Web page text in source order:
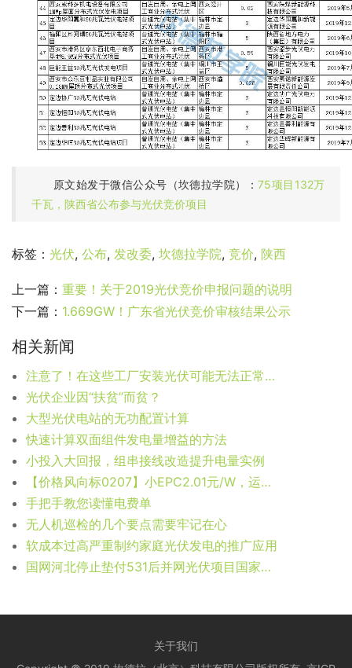
原文始发于微信公众号（坎德拉学院）：75项目132万
千瓦，陕西省公布参与光伏竞价项目
标签： 光伏, 公布, 发改委, 坎德拉学院, 竞价, 陕西
上一篇： 重要！关于2019光伏竞价申报问题的说明
下一篇： 1.669GW！广东省光伏竞价审核结果公示
相关新闻
注意了！在这些工厂安装光伏可能无法正常运行
光伏企业因“扶贫”而贫？
大型光伏电站的无功配置计算
快速计算双面组件发电量增益的方法
小投入大回报，组串接线改造提升电量实例
【价格风向标0207】小EPC2.01元/W，运维6.4分/W，近期光伏设备、运维、EPC等价格信息
手把手教您读懂电费单
无人机巡检的几个要点需要牢记在心
软成本过高严重制约家庭光伏发电的推广应用
国网河北停止垫付531后并网光伏项目国家补贴
关于我们